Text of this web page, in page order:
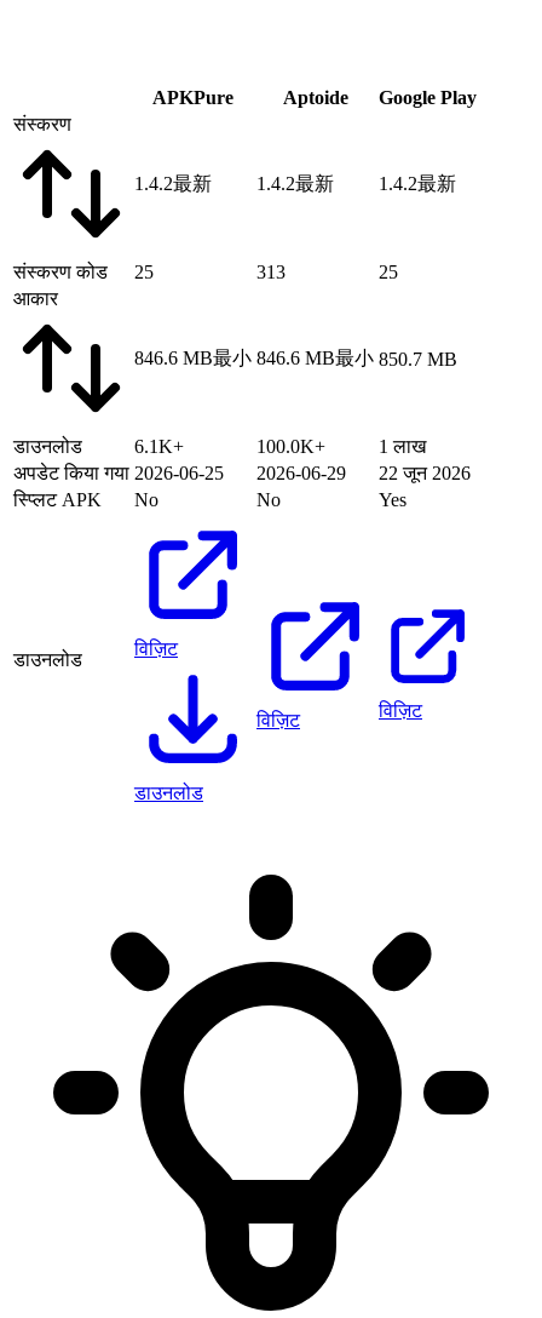
APKPure Aptoide
Google Play
संस्करण
1.4.2最新 1.4.2最新 1.4.2最新
संस्करण कोड 25 313
25
आकार
846.6 MB最小 846.6 MB最小 850.7 MB
डाउनलोड 6.1K+ 100.0K+
1 लाख
अपडेट किया गया 2026-06-25 2026-06-29
22 जून 2026
स्प्लिट APK
No No Yes
डाउनलोड
विज़िट
डाउनलोड
विज़िट विज़िट